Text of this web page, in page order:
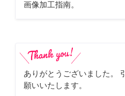
画像加工指南。
ありがとうございました。
願いいたします。